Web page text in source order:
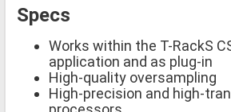
Specs
Works within the T-RackS
application and as plug-in
High-quality oversampling
High-precision and high-